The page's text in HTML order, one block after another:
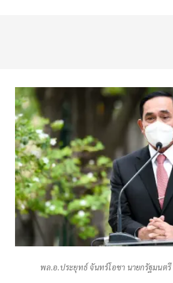
พล.อ.ประยุทธ์ จันทร์โอชา นายกรัฐมนต